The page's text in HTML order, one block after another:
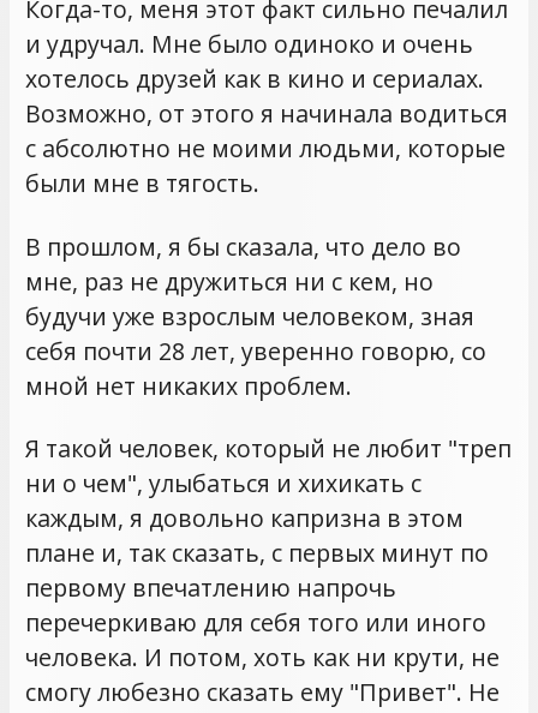
Когда-то, меня этот факт сильно печалил
и удручал. Мне было одиноко и очень
хотелось друзей как в кино и сериалах.
Возможно, от этого я начинала водиться
с абсолютно не моими людьми, которые
были мне в тягость.
В прошлом, я бы сказала, что дело во
мне, раз не дружиться ни с кем, но
будучи уже взрослым человеком, зная
себя почти 28 лет, уверенно говорю, со
мной нет никаких проблем.
Я такой человек, который не любит "треп
ни о чем", улыбаться и хихикать с
каждым, я довольно капризна в этом
плане и, так сказать, с первых минут по
первому впечатлению напрочь
перечеркиваю для себя того или иного
человека. И потом, хоть как ни крути, не
смогу любезно сказать ему "Привет". Не